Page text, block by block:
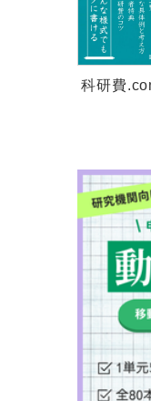
科研費